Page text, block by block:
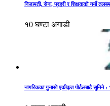
निजामती, सेना, प्रहरी र शिक्षकको नयाँ
१0 घण्टा अगाडी
नागरिकका गुनासो एकीकृत पोर्टलबाटै सुनिने